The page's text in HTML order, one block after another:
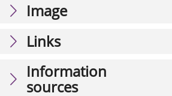
Image
Links
Information
sources